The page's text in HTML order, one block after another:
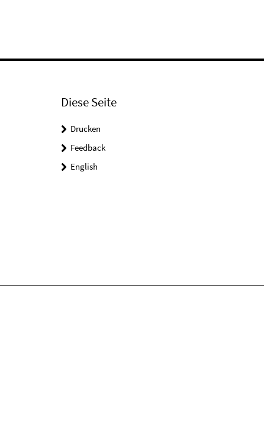
Diese Seite
Drucken
Feedback
English